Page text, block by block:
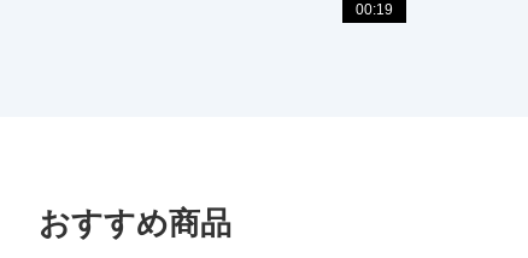
00:19
おすすめ商品